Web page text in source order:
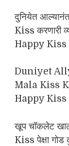
दुनियेत
Kiss करणारी
Happy Kiss
Duniyet
Mala Kiss
Happy Kiss
खूप चॉकलेट
Kiss पेक्षा